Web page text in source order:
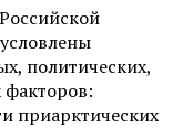
политических,
приарктических